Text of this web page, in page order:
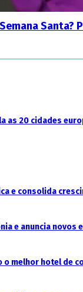
Santa?
as 20 cidades
e consolida
e anuncia
melhor hotel de